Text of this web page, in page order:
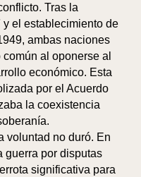
Tras la
el establecimiento de
ambas naciones
al oponerse al
económico. Esta
por el Acuerdo
la coexistencia
voluntad no duró. En
guerra por disputas
significativa para